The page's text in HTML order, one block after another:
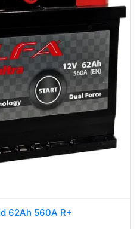
62Ah 560A R+